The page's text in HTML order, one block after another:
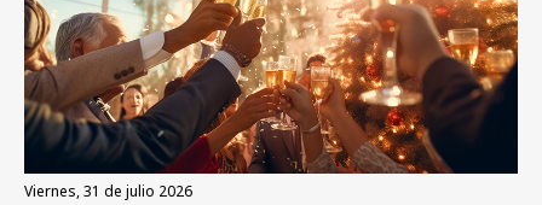
viernes, 31 de julio 2026